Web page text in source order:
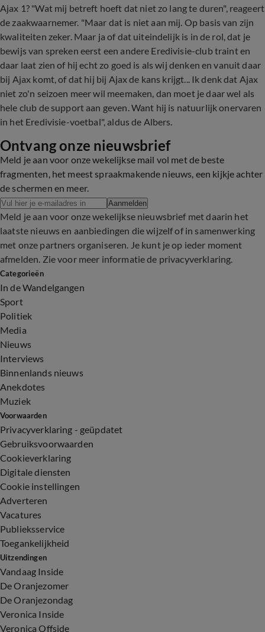
Ajax 1? "Wat mij betreft hoeft dat niet zo lang te duren", reageert
de zaakwaarnemer. "Maar dat is niet aan mij. Op basis van zijn
kwaliteiten zeker. Maar ja of dat uiteindelijk is in de rol, dat je
bewijs van spreken eerst een andere Eredivisie-club traint en
daar laat zien of hij echt zo goed is als wij denken en vanuit daar
bij Ajax komt, of dat hij bij Ajax de kans krijgt... Ik denk dat Ajax
niet zo'n seizoen meer wil meemaken, dan moet je daar wel als
hele club de support aan geven. Want hij is natuurlijk onervaren
in het Eredivisie-voetbal", aldus de Albers.
Ontvang onze nieuwsbrief
Meld je aan voor onze wekelijkse mail vol met de beste
fragmenten, het meest spraakmakende nieuws, een kijkje achter
de schermen en meer.
Aanmelden
Meld je aan voor onze wekelijkse nieuwsbrief met daarin het
laatste nieuws en aanbiedingen die wijzelf of in samenwerking
met onze partners organiseren. Je kunt je op ieder moment
afmelden. Zie voor meer informatie de privacyverklaring.
Categorieën
In de Wandelgangen
Sport
Politiek
Media
Nieuws
Interviews
Binnenlands nieuws
Anekdotes
Muziek
Voorwaarden
Privacyverklaring - geüpdatet
Gebruiksvoorwaarden
Cookieverklaring
Digitale diensten
Cookie instellingen
Adverteren
Vacatures
Publieksservice
Toegankelijkheid
Uitzendingen
Vandaag Inside
De Oranjezomer
De Oranjezondag
Veronica Inside
Veronica Offside